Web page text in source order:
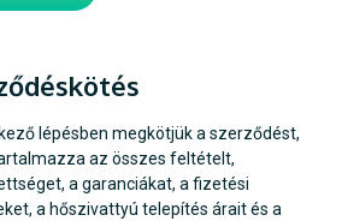
lépésben megkötjük a szerződést,
az összes feltételt,
a garanciákat, a fizetési
a hőszivattyú telepítés árait és a